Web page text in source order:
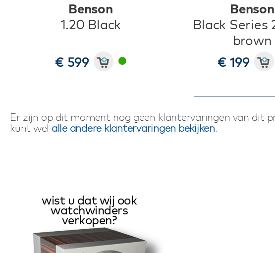
Benson
1.20 Black
€ 599
Benson
Black Series
brown
€ 199
Er zijn op dit moment nog geen klantervaringen van dit
kunt wel alle andere klantervaringen bekijken.
wist u dat wij ook
watchwinders
verkopen?